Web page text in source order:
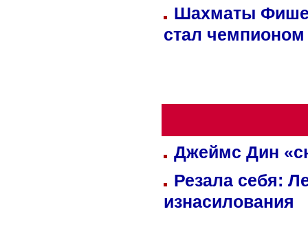
Шахматы
стал
Джеймс Дин
Резала себя:
изнасилования